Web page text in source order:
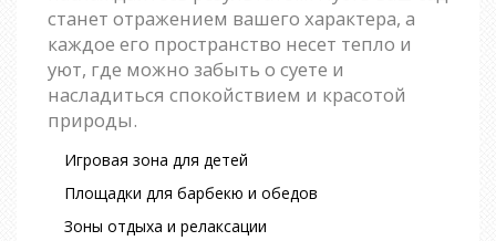
станет отражением вашего характера, а
каждое его пространство несет тепло и
уют, где можно забыть о суете и
насладиться спокойствием и красотой
природы.
Игровая зона для детей
Площадки для барбекю и обедов
Зоны отдыха и релаксации